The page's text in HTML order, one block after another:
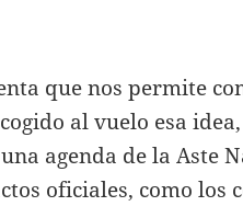
que nos permite
al vuelo esa
agenda de la Aste
oficiales, como los